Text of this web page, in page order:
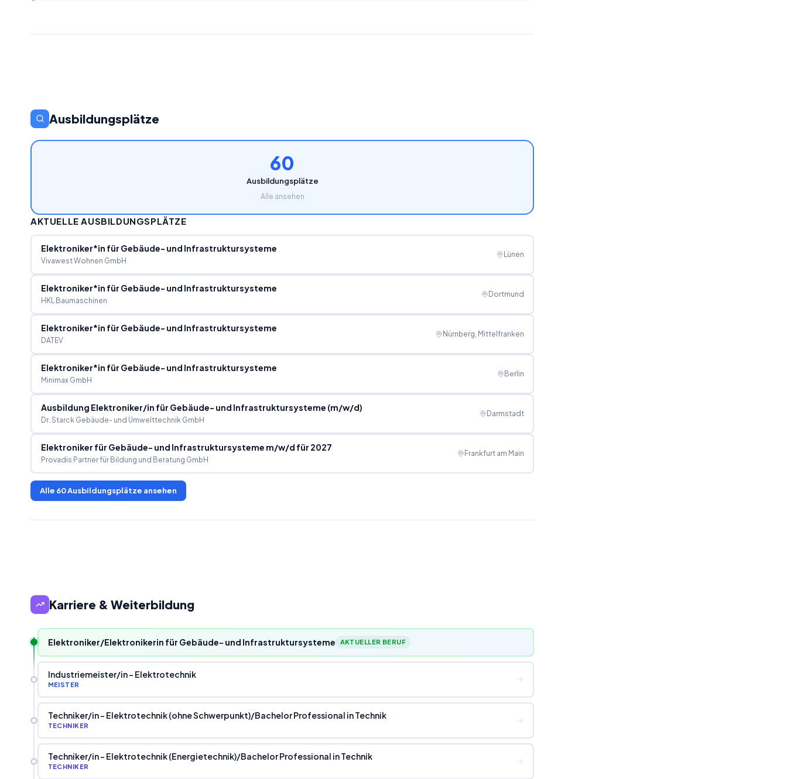
Ausbildungsplätze
60
Ausbildungsplätze
Alle ansehen
AKTUELLE AUSBILDUNGSPLÄTZE
Elektroniker*in für Gebäude- und Infrastruktursysteme
Vivawest Wohnen GmbH
Lünen
Elektroniker*in für Gebäude- und Infrastruktursysteme
HKL Baumaschinen
Dortmund
Elektroniker*in für Gebäude- und Infrastruktursysteme
DATEV
Nürnberg, Mittelfranken
Elektroniker*in für Gebäude- und Infrastruktursysteme
Minimax GmbH
Berlin
Ausbildung Elektroniker/in für Gebäude- und Infrastruktursysteme (m/w/d)
Dr. Starck Gebäude- und Umwelttechnik GmbH
Darmstadt
Elektroniker für Gebäude- und Infrastruktursysteme m/w/d für 2027
Provadis Partner für Bildung und Beratung GmbH
Frankfurt am Main
Alle 60Ausbildungsplätze ansehen
Karriere & Weiterbildung
Elektroniker/Elektronikerin für Gebäude- und Infrastruktursysteme AKTUELLER BERUF
Industriemeister/in - Elektrotechnik
MEISTER
Techniker/in - Elektrotechnik (ohne Schwerpunkt)/Bachelor Professional in Technik
TECHNIKER
Techniker/in - Elektrotechnik (Energietechnik)/Bachelor Professional in Technik
TECHNIKER